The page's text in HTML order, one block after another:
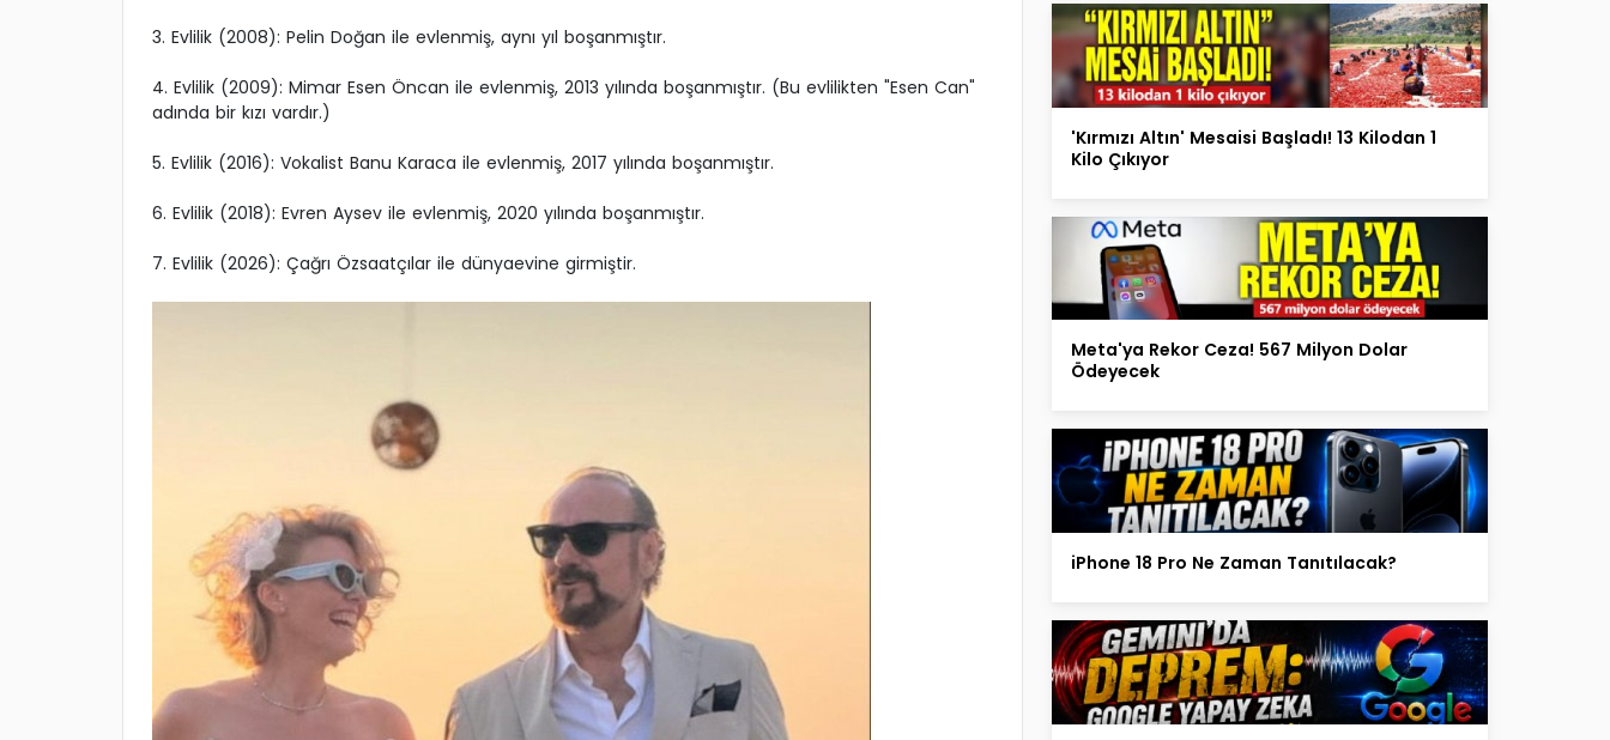
3. Evlilik (2008): Pelin Doğan ile evlenmiş, aynı yıl boşanmıştır.
4. Evlilik (2009): Mimar Esen Öncan ile evlenmiş, 2013 yılında boşanmıştır. (Bu evlilikten "Esen Can"
adında bir kızı vardır.)
5. Evlilik (2016): Vokalist Banu Karaca ile evlenmiş, 2017 yılında boşanmıştır.
6. Evlilik (2018): Evren Aysev ile evlenmiş, 2020 yılında boşanmıştır.
7. Evlilik (2026): Çağrı Özsaatçılar ile dünyaevine girmiştir.
'Kırmızı Altın' Mesaisi Başladı! 13 Kilodan 1
Kilo Çıkıyor
Meta'ya Rekor Ceza! 567 Milyon Dolar
Ödeyecek
iPhone 18 Pro Ne Zaman Tanıtılacak?